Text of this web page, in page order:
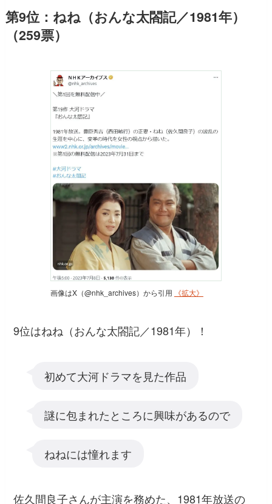
第9位：ねね（おんな太閤記／1981年）
（259票）
画像はX（@nhk_archives）から引用 《拡大》
9位はねね（おんな太閤記／1981年）！
初めて大河ドラマを見た作品
謎に包まれたところに興味があるので
ねねには憧れます
佐久間良子さんが主演を務めた、1981年放送の